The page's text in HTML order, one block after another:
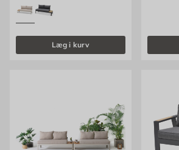
Læg i kurv